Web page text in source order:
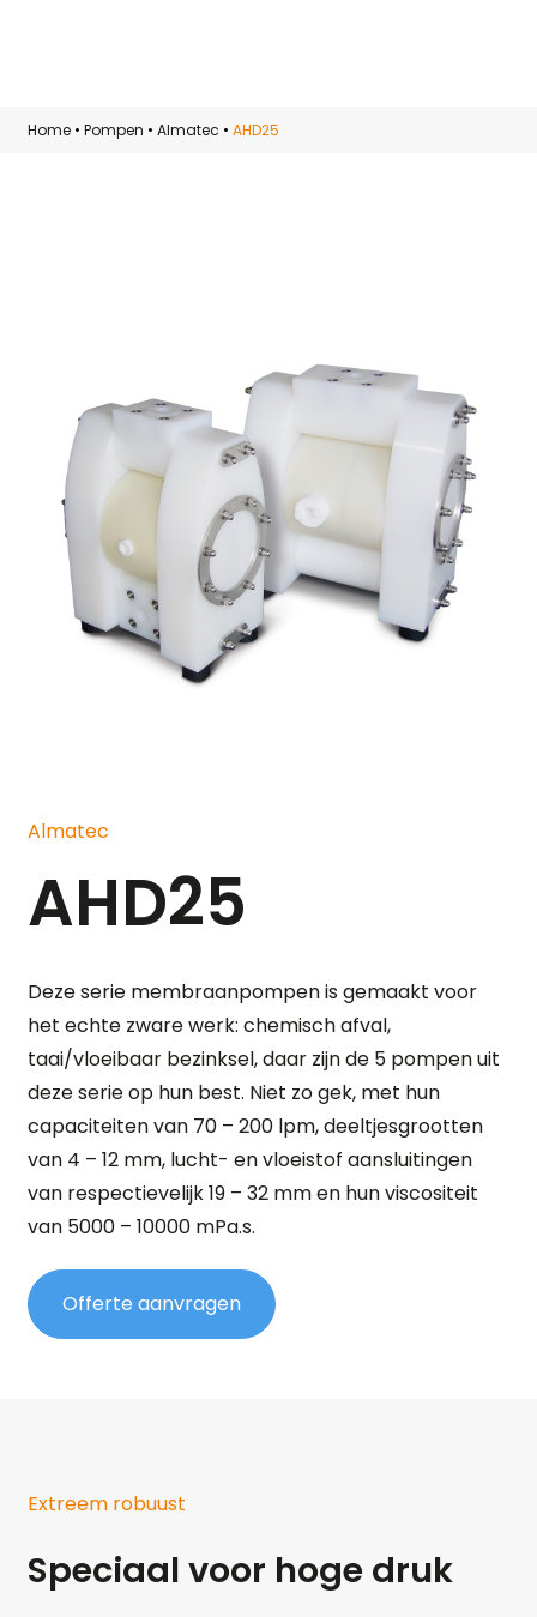
Skip to main content
Home •Pompen •Almatec •AHD25
Almatec
AHD25
Deze serie membraanpompen is gemaakt voor
het echte zware werk: chemisch afval,
taai/vloeibaar bezinksel, daar zijn de 5 pompen uit
deze serie op hun best. Niet zo gek, met hun
capaciteiten van 70 – 200 lpm, deeltjesgrootten
van 4 – 12 mm, lucht- en vloeistof aansluitingen
van respectievelijk 19 – 32 mm en hun viscositeit
van 5000 – 10000 mPa.s.
Offerte aanvragen
Extreem robuust
Speciaal voor hoge druk